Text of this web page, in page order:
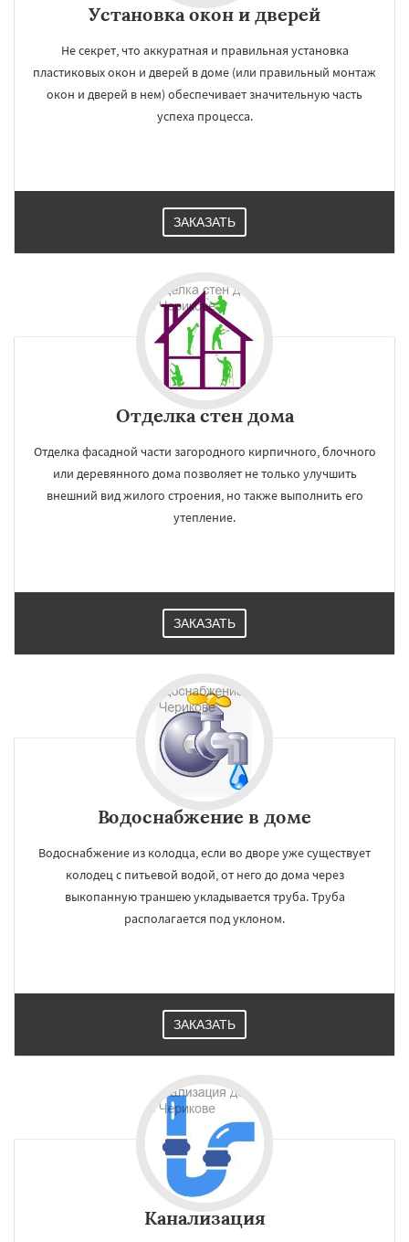
Установка окон и дверей
Не секрет, что аккуратная и правильная установка
пластиковых окон и дверей в доме (или правильный монтаж
окон и дверей в нем) обеспечивает значительную часть
успеха процесса.
ЗАКАЗАТЬ
Отделка стен дома
Отделка фасадной части загородного кирпичного, блочного
или деревянного дома позволяет не только улучшить
внешний вид жилого строения, но также выполнить его
утепление.
ЗАКАЗАТЬ
Водоснабжение в доме
Водоснабжение из колодца, если во дворе уже существует
колодец с питьевой водой, от него до дома через
выкопанную траншею укладывается труба. Труба
располагается под уклоном.
ЗАКАЗАТЬ
Канализация